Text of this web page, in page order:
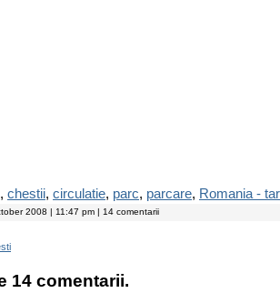
, chestii, circulatie, parc, parcare, Romania -
2008 | 11:47 pm | 14 comentarii
14 comentarii.